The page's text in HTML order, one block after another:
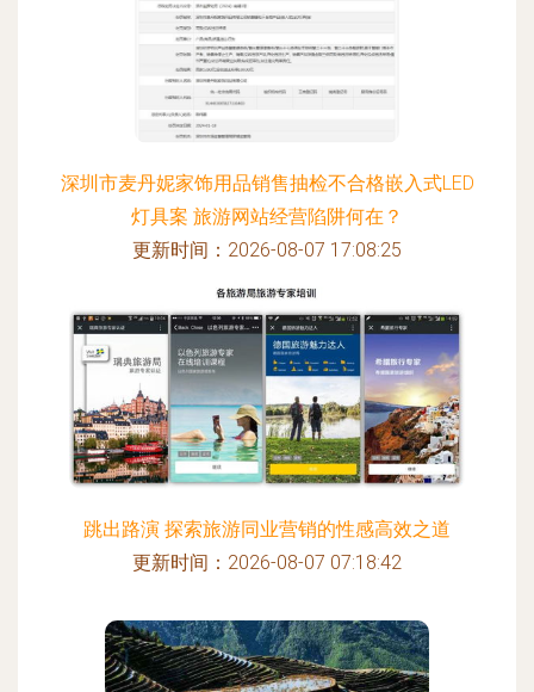
深圳市麦丹妮家饰用品销售抽检不合格嵌入式LED
灯具案 旅游网站经营陷阱何在？
更新时间：2026-08-07 17:08:25
跳出路演 探索旅游同业营销的性感高效之道
更新时间：2026-08-07 07:18:42